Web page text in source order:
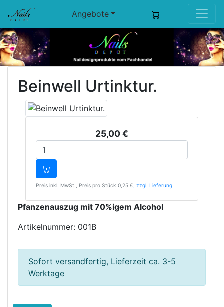
Angebote
Beinwell Urtinktur.
25,00 €
Preis inkl. MwSt., Preis pro Stück:0,25 € , zzgl. Lieferung
Pfanzenauszug mit 70%igem Alcohol
Artikelnummer: 001B
Sofort versandfertig, Lieferzeit ca. 3-5
Werktage